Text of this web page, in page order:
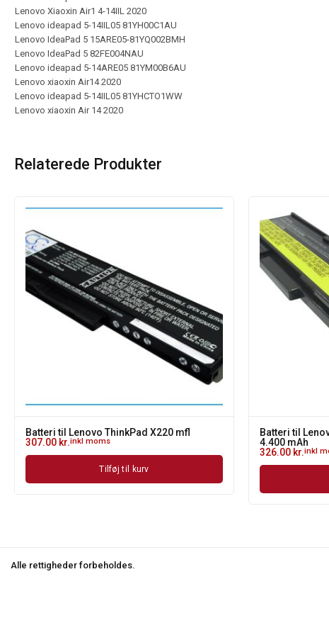
Lenovo Xiaoxin Air1 4-14IIL 2020
Lenovo ideapad 5-14IIL05 81YH00C1AU
Lenovo IdeaPad 5 15ARE05-81YQ002BMH
Lenovo IdeaPad 5 82FE004NAU
Lenovo ideapad 5-14ARE05 81YM00B6AU
Lenovo xiaoxin Air14 2020
Lenovo ideapad 5-14IIL05 81YHCTO1WW
Lenovo xiaoxin Air 14 2020
Relaterede Produkter
Batteri til Lenovo ThinkPad X220 mfl
307.00 kr.inkl moms
Tilføj til kurv
Batteri til
4.400 mAh
326.00 kr.inkl
Alle rettigheder forbeholdes.